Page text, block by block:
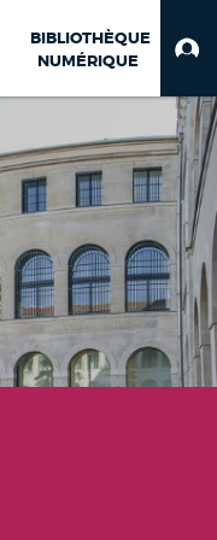
BIBLIOTHÈQUE
NUMÉRIQUE